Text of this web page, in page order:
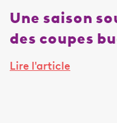
Une saison
des coupes
Lire l'article